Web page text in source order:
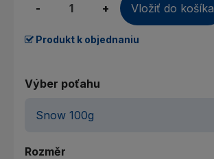
-
+ Vložiť do košíka
Produkt k objednaniu
Výber poťahu
Rozměr